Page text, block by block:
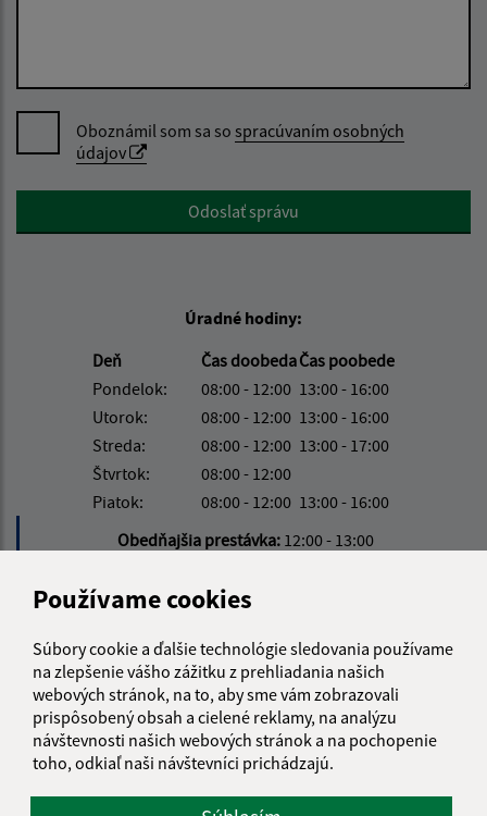
Používame cookies
Súbory cookie a ďalšie technológie sledovania používame
na zlepšenie vášho zážitku z prehliadania našich
webových stránok, na to, aby sme vám zobrazovali
prispôsobený obsah a cielené reklamy, na analýzu
návštevnosti našich webových stránok a na pochopenie
toho, odkiaľ naši návštevníci prichádzajú.
Oboznámil som sa so spracúvaním osobných
údajov
Google reCaptcha ResponseOdoslať správu
Úradné hodiny:
Deň
Čas doobedaČas poobede
Pondelok:
08:00 - 12:00 13:00 - 16:00
Utorok:
08:00 - 12:00 13:00 - 16:00
Streda:
08:00 - 12:00 13:00 - 17:00
Štvrtok:
08:00 - 12:00
Piatok:
08:00 - 12:00 13:00 - 16:00
Obedňajšia prestávka: 12:00 - 13:00
Kontakt:
Obecný úrad Víťaz
Víťaz č. 111
082 38 Víťaz
info@obecvitaz.sk
+421 51 7911 306